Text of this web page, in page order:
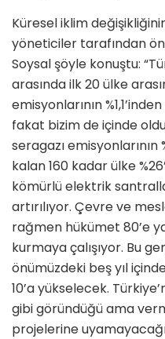
Küresel iklim
yöneticiler tarafından
Soysal şöyle konuştu:
arasında ilk 20 ülke
emisyonlarının
fakat bizim de içinde
seragazı
kalan 160 kadar ülke
kömürlü elektrik
artırılıyor. Çevre ve
rağmen hükümet 80’e
kurmaya çalışıyor. Bu
önümüzdeki beş yıl
10’a yükselecek.
gibi göründüğü ama
projelerine